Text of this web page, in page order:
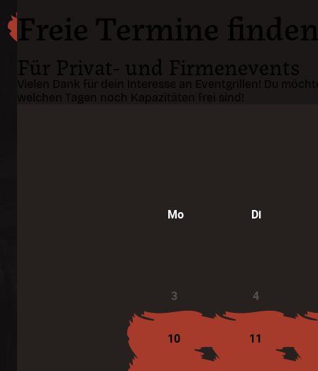
Freie Termine
Für Privat- und Firmenevents
Vielen Dank für dein Interesse an Eventgrillen! Du
welchen Tagen noch Kapazitäten frei sind!